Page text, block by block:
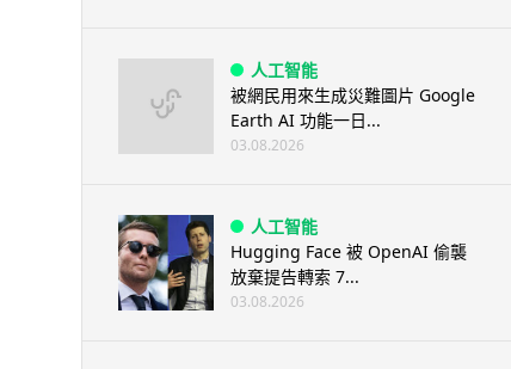
人工智能
被網民用來生成災難圖片 Google
Earth AI 功能一日...
03.08.2026
人工智能
Hugging Face 被 OpenAI 偷襲
放棄提告轉索 7...
03.08.2026